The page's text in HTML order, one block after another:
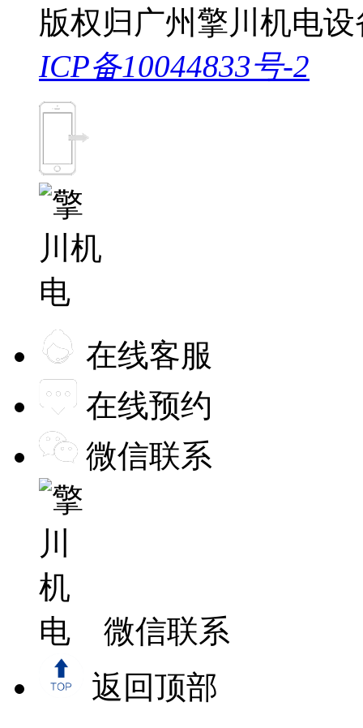
版权归广州擎川机电
ICP备10044833号-2
在线客服
在线预约
微信联系
微信联系
返回顶部